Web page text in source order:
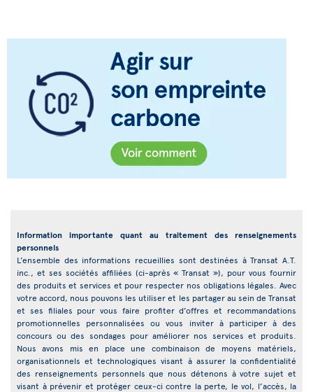
Information importante quant au traitement des renseignements
personnels
L’ensemble des informations recueillies sont destinées à Transat A.T.
inc., et ses sociétés affiliées (ci-après « Transat »), pour vous fournir
des produits et services et pour respecter nos obligations légales. Avec
votre accord, nous pouvons les utiliser et les partager au sein de Transat
et ses filiales pour vous faire profiter d’offres et recommandations
promotionnelles personnalisées ou vous inviter à participer à des
concours ou des sondages pour améliorer nos services et produits.
Nous avons mis en place une combinaison de moyens matériels,
organisationnels et technologiques visant à assurer la confidentialité
des renseignements personnels que nous détenons à votre sujet et
visant à prévenir et protéger ceux-ci contre la perte, le vol, l’accès, la